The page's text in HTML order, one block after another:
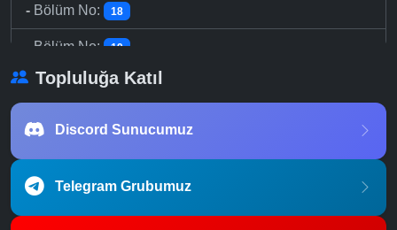
- Bölüm No: 18
Bölüm No: 19
- Bölüm No: 19
- Bölüm No:
-Bölüm No: 23
Topluluğa Katıl
Discord Sunucumuz
Telegram Grubumuz